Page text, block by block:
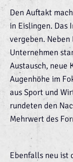
Den Auftakt
in Eislingen. Das
vergeben.
Unternehmen
Austausch, neue
Augenhöhe im
aus Sport und
rundeten den
Mehrwert des
Ebenfalls neu ist